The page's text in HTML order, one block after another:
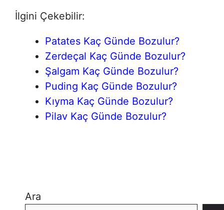
İlgini Çekebilir:
Patates Kaç Günde Bozulur?
Zerdeçal Kaç Günde Bozulur?
Şalgam Kaç Günde Bozulur?
Puding Kaç Günde Bozulur?
Kıyma Kaç Günde Bozulur?
Pilav Kaç Günde Bozulur?
Ara